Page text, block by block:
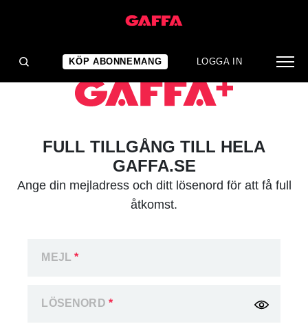
KÖP ABONNEMANG LOGGA IN
FULL TILLGÅNG TILL HELA
GAFFA.SE
Ange din mejladress och ditt lösenord för att få full
åtkomst.
MEJL*
LÖSENORD *